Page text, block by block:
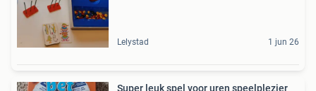
Lelystad 1 jun 26
Super leuk spel voor uren speelplezier